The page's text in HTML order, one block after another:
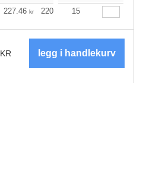
227.46 kr 220.10 209.06
15
KR